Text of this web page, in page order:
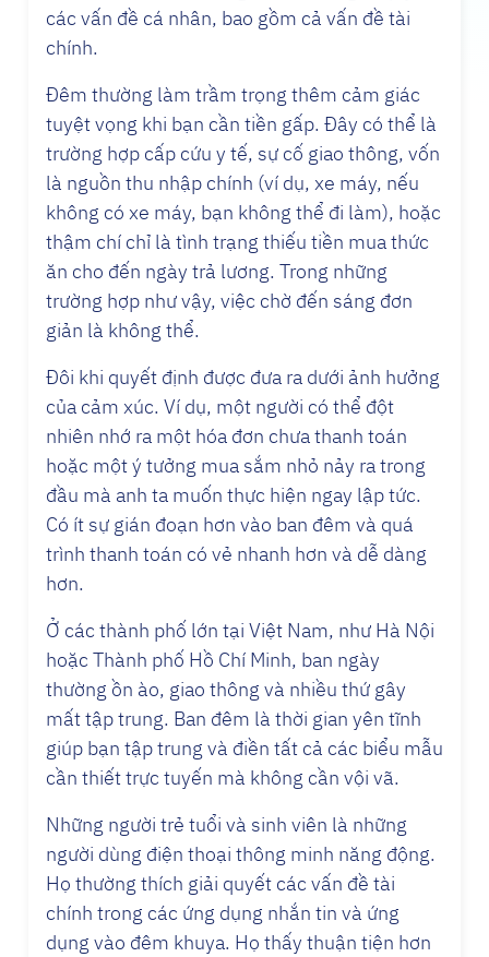
các vấn đề cá nhân, bao gồm cả vấn đề tài
chính.
Đêm thường làm trầm trọng thêm cảm giác
tuyệt vọng khi bạn cần tiền gấp. Đây có thể là
trường hợp cấp cứu y tế, sự cố giao thông, vốn
là nguồn thu nhập chính (ví dụ, xe máy, nếu
không có xe máy, bạn không thể đi làm), hoặc
thậm chí chỉ là tình trạng thiếu tiền mua thức
ăn cho đến ngày trả lương. Trong những
trường hợp như vậy, việc chờ đến sáng đơn
giản là không thể.
Đôi khi quyết định được đưa ra dưới ảnh hưởng
của cảm xúc. Ví dụ, một người có thể đột
nhiên nhớ ra một hóa đơn chưa thanh toán
hoặc một ý tưởng mua sắm nhỏ nảy ra trong
đầu mà anh ta muốn thực hiện ngay lập tức.
Có ít sự gián đoạn hơn vào ban đêm và quá
trình thanh toán có vẻ nhanh hơn và dễ dàng
hơn.
Ở các thành phố lớn tại Việt Nam, như Hà Nội
hoặc Thành phố Hồ Chí Minh, ban ngày
thường ồn ào, giao thông và nhiều thứ gây
mất tập trung. Ban đêm là thời gian yên tĩnh
giúp bạn tập trung và điền tất cả các biểu mẫu
cần thiết trực tuyến mà không cần vội vã.
Những người trẻ tuổi và sinh viên là những
người dùng điện thoại thông minh năng động.
Họ thường thích giải quyết các vấn đề tài
chính trong các ứng dụng nhắn tin và ứng
dụng vào đêm khuya. Họ thấy thuận tiện hơn